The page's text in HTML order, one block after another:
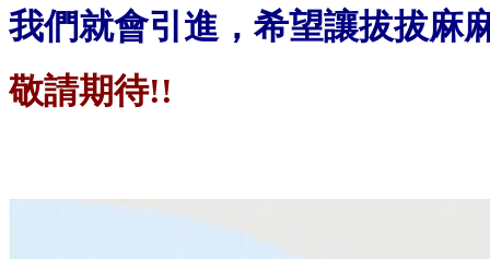
我們就會引進，希望讓拔拔麻
敬請期待!!